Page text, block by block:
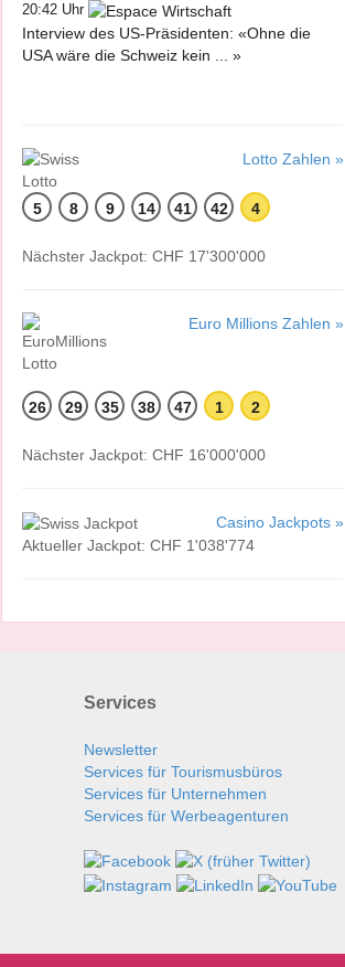
20:42 Uhr
Interview des US-Präsidenten: «Ohne die
USA wäre die Schweiz kein ... »
Lotto Zahlen »
5 8 9 14 41 42 4
Nächster Jackpot: CHF 17'300'000
Euro Millions Zahlen »
26 29 35 38 47 1 2
Nächster Jackpot: CHF 16'000'000
Casino Jackpots »
Aktueller Jackpot: CHF 1'038'774
Services
Newsletter
Services für Tourismusbüros
Services für Unternehmen
Services für Werbeagenturen